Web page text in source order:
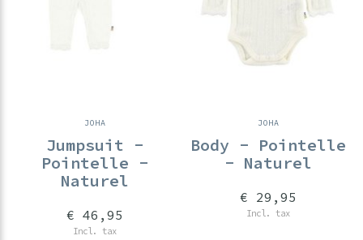
JOHA
Jumpsuit -
Pointelle -
Naturel
€ 46,95
Incl. tax
JOHA
Body - Pointelle
- Naturel
€ 29,95
Incl. tax